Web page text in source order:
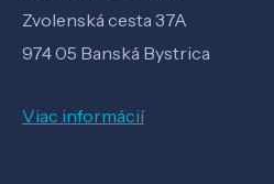
Zvolenská cesta 37A
974 05 Banská Bystrica
Viac informácií